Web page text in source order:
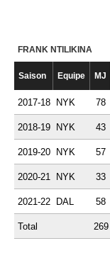
FRANK NTILIKINA
Saison Equipe MJ
2017-18 NYK 78
2018-19 NYK 43
2019-20 NYK 57
2020-21 NYK 33
2021-22 DAL 58
Total 269